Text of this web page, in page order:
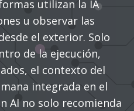
utilizan la IA
u observar las
el exterior. Solo
de la ejecución,
el contexto del
integrada en el
AI no solo recomienda